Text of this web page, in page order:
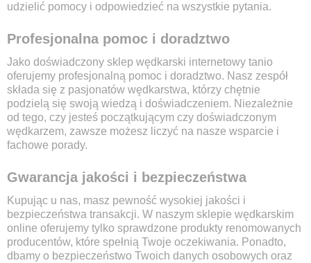
udzielić pomocy i odpowiedzieć na wszystkie pytania.
Profesjonalna pomoc i doradztwo
Jako doświadczony sklep wędkarski internetowy tanio
oferujemy profesjonalną pomoc i doradztwo. Nasz zespół
składa się z pasjonatów wędkarstwa, którzy chętnie
podzielą się swoją wiedzą i doświadczeniem. Niezależnie
od tego, czy jesteś początkującym czy doświadczonym
wędkarzem, zawsze możesz liczyć na nasze wsparcie i
fachowe porady.
Gwarancja jakości i bezpieczeństwa
Kupując u nas, masz pewność wysokiej jakości i
bezpieczeństwa transakcji. W naszym sklepie wędkarskim
online oferujemy tylko sprawdzone produkty renomowanych
producentów, które spełnią Twoje oczekiwania. Ponadto,
dbamy o bezpieczeństwo Twoich danych osobowych oraz